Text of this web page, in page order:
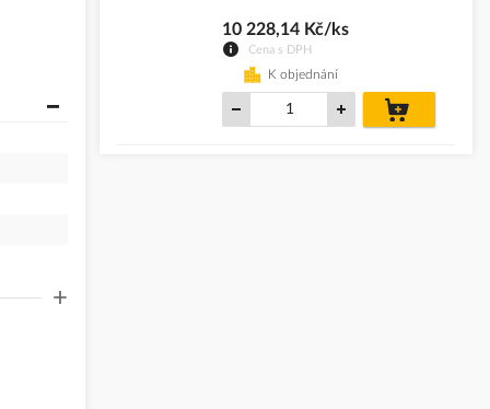
+
Cena s DPH
10 228,14 Kč/ks
K objednání
košíku